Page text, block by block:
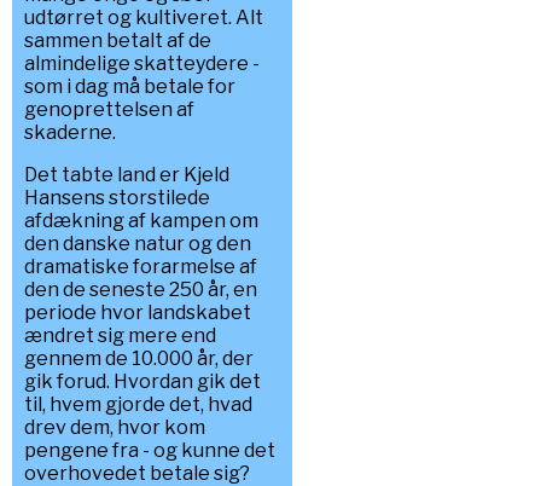
udtørret og kultiveret. Alt
sammen betalt af de
almindelige skatteydere -
som i dag må betale for
genoprettelsen af
skaderne.
Det tabte land er Kjeld
Hansens storstilede
afdækning af kampen om
den danske natur og den
dramatiske forarmelse af
den de seneste 250 år, en
periode hvor landskabet
ændret sig mere end
gennem de 10.000 år, der
gik forud. Hvordan gik det
til, hvem gjorde det, hvad
drev dem, hvor kom
pengene fra - og kunne det
overhovedet betale sig?